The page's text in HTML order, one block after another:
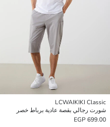
LCWAIKIKI Classic
شورت رجالي بقصة عادية برباط خصر
699.00 EGP